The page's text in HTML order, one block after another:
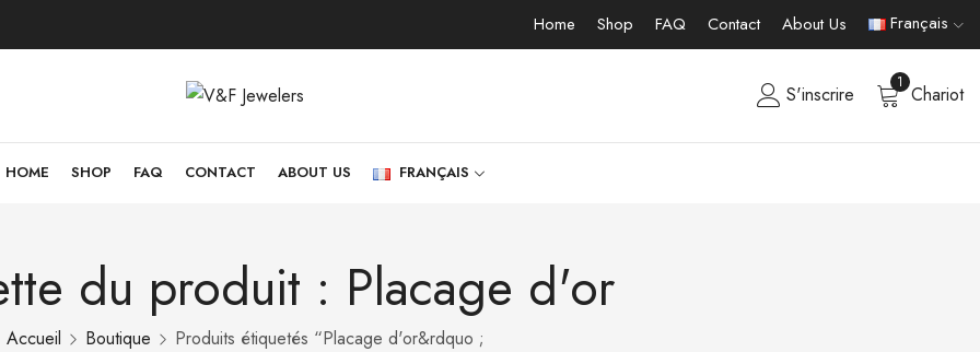
Home Shop FAQ Contact About Us Français
S'inscrire
1
Chariot
HOME SHOP FAQ CONTACT ABOUT US FRANÇAIS
du produit : Placage d'or
Accueil Boutique Produits étiquetés “Placage d'or&rdquo ;